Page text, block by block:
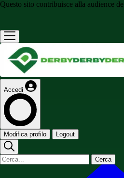
Questo sito contribuisce alla audience de
Accedi
Modifica profilo Logout
Cerca